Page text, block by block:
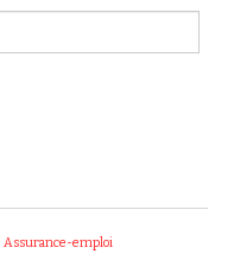
Assurance-emploi